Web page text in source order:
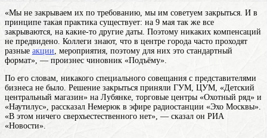
«Мы не закрываем их по требованию, мы им советуем закрыться. И в
принципе такая практика существует: на 9 мая так же все
закрываются, на какие-то другие даты. Поэтому никаких компенсаций
не предвидено. Коллеги знают, что в центре города часто проходят
разные акции , мероприятия, поэтому для них это стандартный
формат», — произнес чиновник «Подъёму».
По его словам, никакого специального совещания с представителями
бизнеса не было. Решение закрыться приняли ГУМ, ЦУМ, «Детский
центральный магазин» на Лубянке, торговые центры «Охотный ряд» и
«Наутилус», рассказал Немерюк в эфире радиостанции «Эхо Москвы».
«В этом ничего сверхъестественного нет», — сказал он РИА
«Новости».